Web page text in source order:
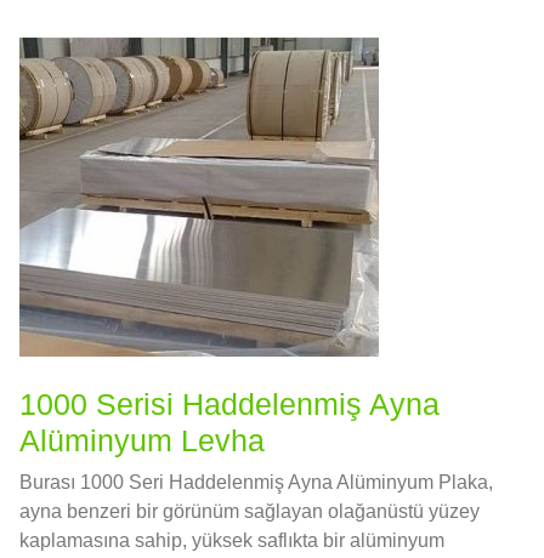
1000 Serisi Haddelenmiş Ayna
Alüminyum Levha
Burası 1000 Seri Haddelenmiş Ayna Alüminyum Plaka,
ayna benzeri bir görünüm sağlayan olağanüstü yüzey
kaplamasına sahip, yüksek saflıkta bir alüminyum